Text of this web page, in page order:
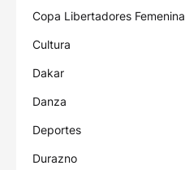
Copa Libertadores Femenina
Cultura
Dakar
Danza
Deportes
Durazno